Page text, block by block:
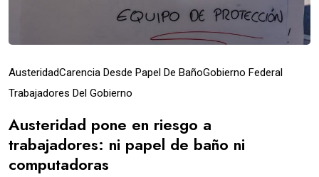
AusteridadCarencia Desde Papel De BañoGobierno Federal
Trabajadores Del Gobierno
Austeridad pone en riesgo a
trabajadores: ni papel de baño ni
computadoras